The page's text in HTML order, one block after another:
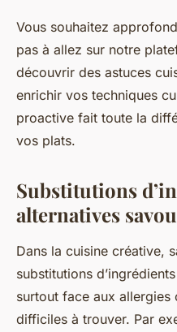
Vous souhaitez
pas à allez sur notre
découvrir des astuces
enrichir vos techniques
proactive fait toute la
vos plats.
Substitutions
alternatives
Dans la cuisine créative,
substitutions
surtout face aux
difficiles à trouver. Par